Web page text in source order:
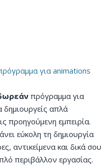
πρόγραμμα για
απλά
προηγούμενη εμπειρία.
εύκολη τη δημιουργία
αντικείμενα και δικά σου
περιβάλλον εργασίας.